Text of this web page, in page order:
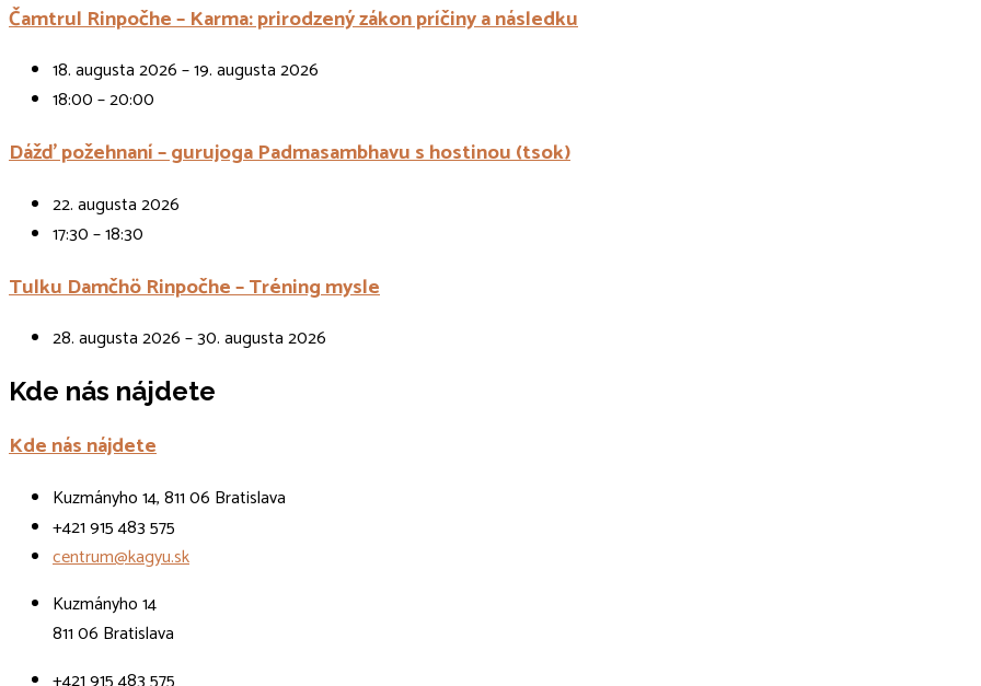
Čamtrul Rinpočhe – Karma: prirodzený zákon príčiny a následku
18. augusta 2026 – 19. augusta 2026
18:00 – 20:00
Dážď požehnaní – gurujoga Padmasambhavu s hostinou (tsok)
22. augusta 2026
17:30 – 18:30
Tulku Damčhö Rinpočhe – Tréning mysle
28. augusta 2026 – 30. augusta 2026
Kde nás nájdete
Kde nás nájdete
Kuzmányho 14, 811 06 Bratislava
+421 915 483 575
centrum@kagyu.sk
Kuzmányho 14
811 06 Bratislava